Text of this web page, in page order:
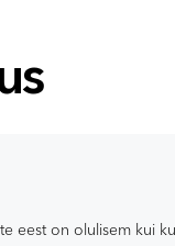
eest on olulisem kui